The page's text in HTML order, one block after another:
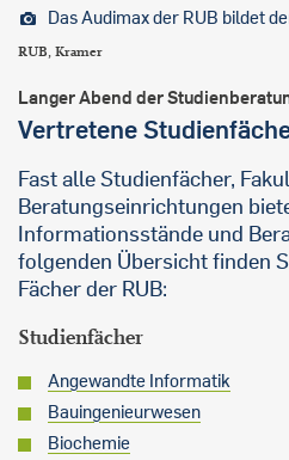
Das Audimax der RUB bildet
RUB, Kramer
Langer Abend der
Vertretene
Fast alle Studienfächer,
Beratungseinrichtungen
Informationsstände und
folgenden Übersicht finden
Fächer der RUB:
Studienfächer
Angewandte Informatik
Bauingenieurwesen
Biochemie